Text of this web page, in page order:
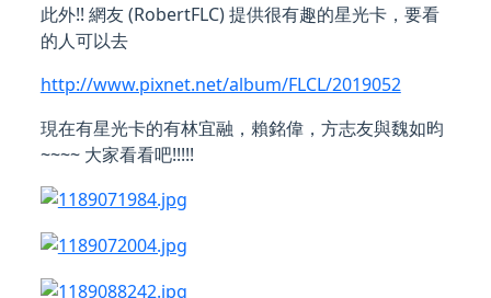
此外!! 網友 (RobertFLC) 提供很有趣的星光卡，要看
的人可以去
http://www.pixnet.net/album/FLCL/2019052
現在有星光卡的有林宜融，賴銘偉，方志友與魏如昀
~~~~ 大家看看吧!!!!!